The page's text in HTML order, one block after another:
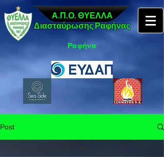
Α.Π.Ο. ΘΥΕΛΛΑ
Διασταύρωσης Ραφήνας
Ραφήνα
Post